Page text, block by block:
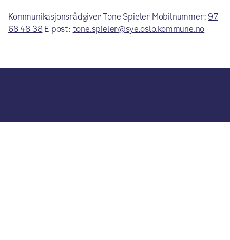
Kommunikasjonsrådgiver Tone Spieler Mobilnummer: 97
68 48 38E-post: tone.spieler@sye.oslo.kommune.no